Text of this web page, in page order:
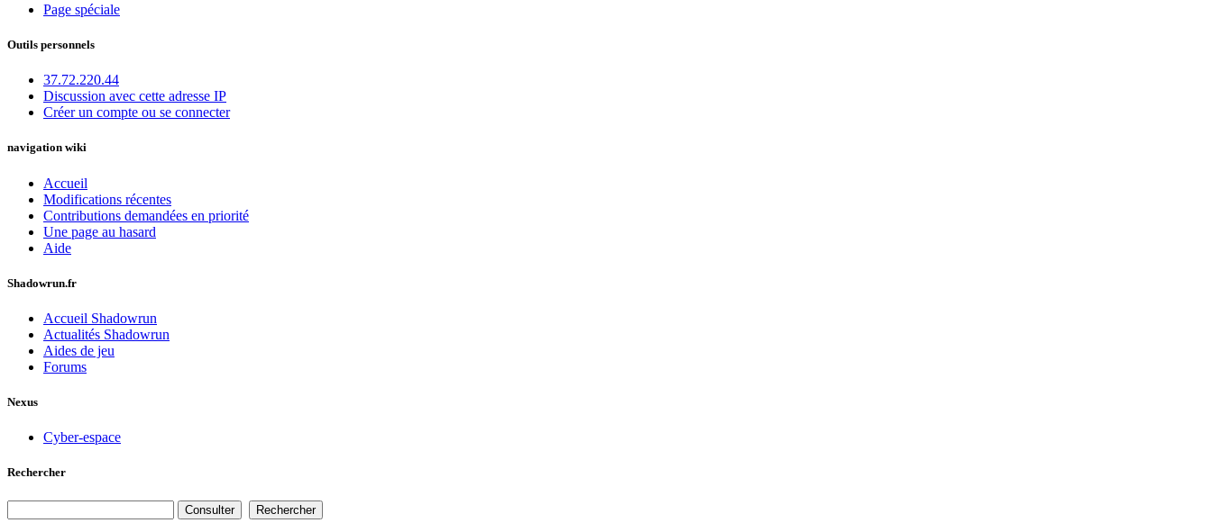
Page spéciale
Outils personnels
37.72.220.44
Discussion avec cette adresse IP
Créer un compte ou se connecter
navigation wiki
Accueil
Modifications récentes
Contributions demandées en priorité
Une page au hasard
Aide
Shadowrun.fr
Accueil Shadowrun
Actualités Shadowrun
Aides de jeu
Forums
Nexus
Cyber-espace
Rechercher